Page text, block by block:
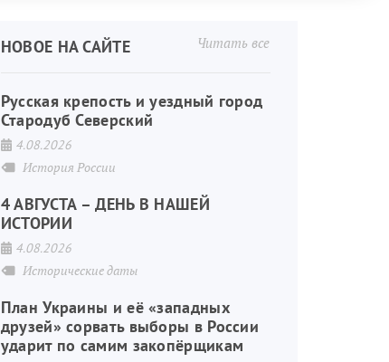
Читать все
НОВОЕ НА САЙТЕ
Русская крепость и уездный город
Стародуб Северский
4.08.2026
История России
4 АВГУСТА – ДЕНЬ В НАШЕЙ
ИСТОРИИ
4.08.2026
Исторические даты
План Украины и её «западных
друзей» сорвать выборы в России
ударит по самим закопёрщикам